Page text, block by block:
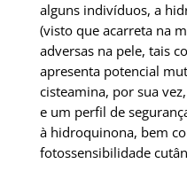
alguns indivíduos, a
(visto que acarreta na
adversas na pele, tais
apresenta potencial
cisteamina, por sua
e um perfil de
à hidroquinona, bem
fotossensibilidade